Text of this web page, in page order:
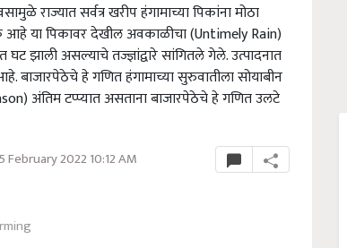
राज्यात सर्वत्र खरीप हंगामाच्या पिकांना मोठा
आहे या पिकावर देखील अवकाळीचा (Untimely Rain)
घट झाली असल्याचे तज्ज्ञांद्वारे सांगितले गेले. उत्पादनात
बाजारपेठेचे हे गणित हंगामाच्या सुरुवातीला सोयाबीन
अंतिम टप्प्यात असताना बाजारपेठेचे हे गणित उलटे
2022 10:12 AM